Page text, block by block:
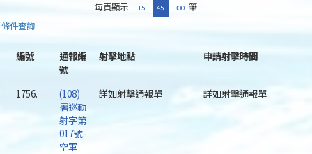
每頁顯示 15 45 300 筆
條件查詢
編號
通報編
號
射擊地點 申請射擊時間
1756.
(108)
署巡勤
射字第
017號-
空軍
詳如射擊通報單 詳如射擊通報單